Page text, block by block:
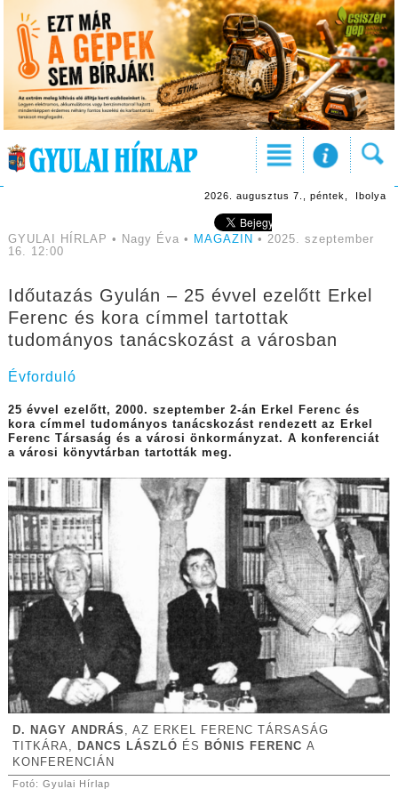
2026. augusztus 7., péntek, Ibolya
GYULAI HÍRLAP • Nagy Éva • MAGAZIN • 2025. szeptember
16. 12:00
Időutazás Gyulán – 25 évvel ezelőtt Erkel
Ferenc és kora címmel tartottak
tudományos tanácskozást a városban
Évforduló
25 évvel ezelőtt, 2000. szeptember 2-án Erkel Ferenc és
kora címmel tudományos tanácskozást rendezett az Erkel
Ferenc Társaság és a városi önkormányzat. A konferenciát
a városi könyvtárban tartották meg.
D. NAGY ANDRÁS , AZ ERKEL FERENC TÁRSASÁG
TITKÁRA,
DANCS LÁSZLÓ ÉS BÓNIS FERENC A
KONFERENCIÁN
Fotó: Gyulai Hírlap